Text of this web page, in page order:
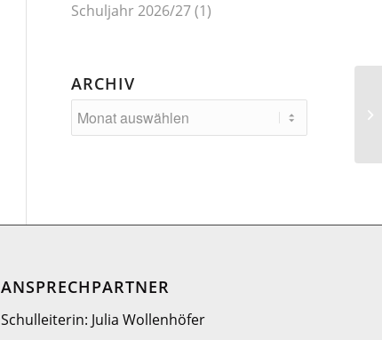
Schuljahr 2026/27(1)
ARCHIV
ANSPRECHPARTNER
Schulleiterin: Julia Wollenhöfer